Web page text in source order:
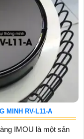
MINH RV-L11-A
IMOU là một sản